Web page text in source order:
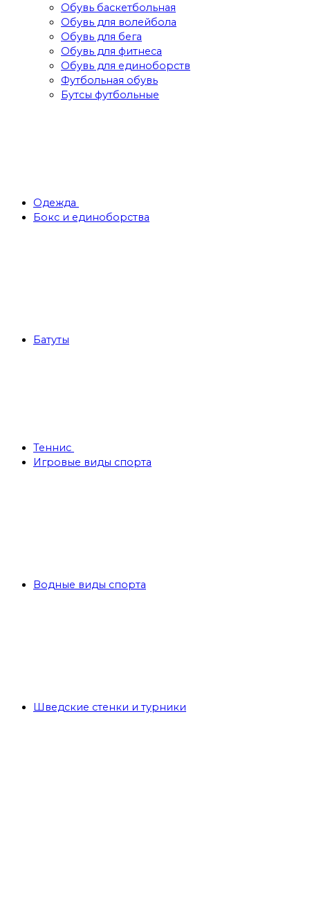
Обувь баскетбольная
Обувь для волейбола
Обувь для бега
Обувь для фитнеса
Обувь для единоборств
Футбольная обувь
Бутсы футбольные
Одежда
Бокс и единоборства
Батуты
Теннис
Игровые виды спорта
Водные виды спорта
Шведские стенки и турники